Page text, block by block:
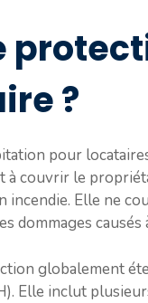
?
pour
à couvrir le
incendie. Elle ne
dommages
globalement
Elle inclut